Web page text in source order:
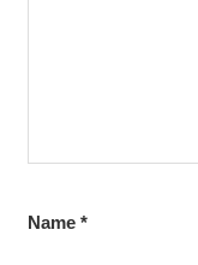
Name *